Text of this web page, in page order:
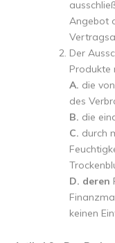
Angebot
Der
Produkte
A. die
des
B. die
C. durch
D. deren
keinen